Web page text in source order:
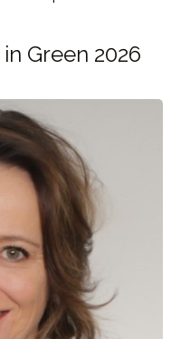
Green 2026